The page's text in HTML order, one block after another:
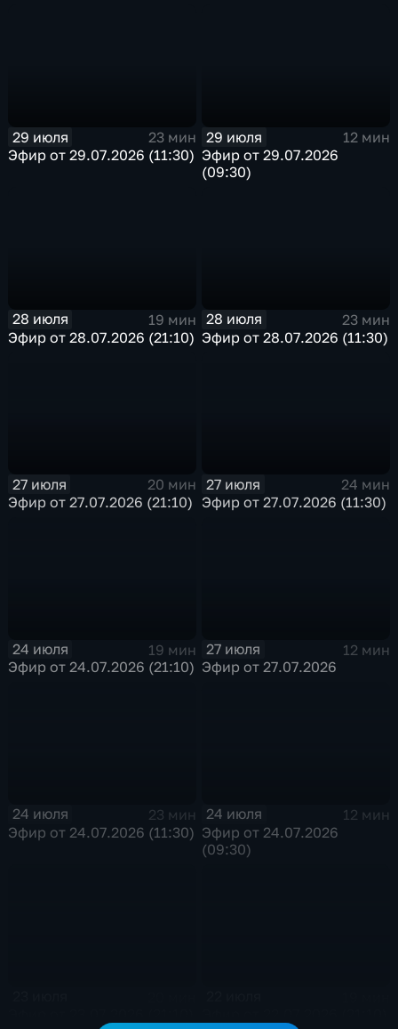
29 июля
23 мин
Эфир от 29.07.2026 (11:30)
29 июля
12 мин
Эфир от 29.07.2026
(09:30)
28 июля
19 мин
Эфир от 28.07.2026 (21:10)
28 июля
23 мин
Эфир от 28.07.2026 (11:30)
27 июля
20 мин
Эфир от 27.07.2026 (21:10)
27 июля
24 мин
Эфир от 27.07.2026 (11:30)
24 июля
19 мин
Эфир от 24.07.2026 (21:10)
27 июля
12 мин
Эфир от 27.07.2026
24 июля
23 мин
Эфир от 24.07.2026 (11:30)
24 июля
12 мин
Эфир от 24.07.2026
(09:30)